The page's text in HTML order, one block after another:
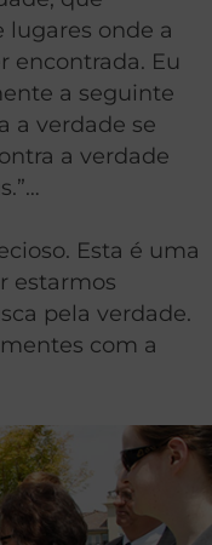
lugares onde a
encontrada. Eu
a seguinte
a verdade se
a verdade
Esta é uma
estarmos
pela verdade.
com a